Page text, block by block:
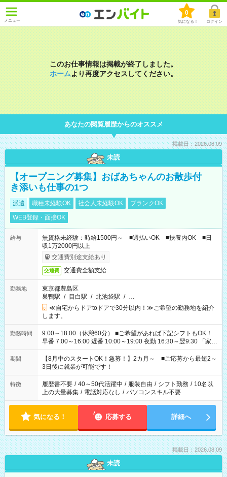
メニュー
0
気になる！ ログイン
このお仕事情報は掲載が終了しました。
ホームより再度アクセスしてください。
あなたの閲覧履歴からのオススメ
掲載日：2026.08.09
未読
【オープニング募集】おばあちゃんのお散歩付
き添いも仕事の1つ
派遣 職種未経験OK 社会人未経験OK
ブランクOK
WEB登録・面接OK
給与
無資格未経験：時給1500円～ ■週払いOK ■扶養内OK ■日
収1万2000円以上
交通費別途支給あり
交通費 交通費全額支給
勤務地
東京都豊島区
巣鴨駅 / 目白駅 / 北池袋駅 / …
≪自宅からドアtoドアで30分以内！≫ご希望の勤務地を紹介
します。
勤務時間
9:00～18:00（休憩60分） ■ご希望があれば下記シフトもOK！
早番 7:00～16:00 遅番 10:00～19:00 夜勤 16:30～翌9:30 「家族
と休みを合わせたい」 「余裕を持って夕飯の準備がしたい」
「できれば残業はしたくない」 など、ご希望を教えてください
ね。 ※Wワーク希望の方へ 今ご覧のお仕事で希望する勤務時間
と、もう1つのお仕事の勤務時間。 合計で週40時間を超える場
合は応募できません。
期間
【8月中のスタートOK！急募！】2カ月～ ■ご応募から最短2～
3日後に就業が可能です！
特徴 履歴書不要 / 40～50代活躍中 / 服装自由 / シフト勤務 / 10名以
上の大量募集 / 電話対応なし / パソコンスキル不要
気になる！ 応募する 詳細へ
掲載日：2026.08.09
未読